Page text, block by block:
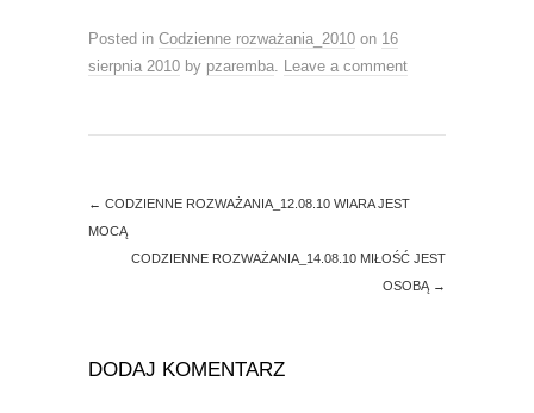
e
w
w
i
w
n
e
w
w
o
Posted in Codzienne rozważania_2010 on 16
sierpnia 2010 by pzaremba. Leave a comment
← CODZIENNE ROZWAŻANIA_12.08.10 WIARA JEST
MOCĄ
CODZIENNE ROZWAŻANIA_14.08.10 MIŁOŚĆ JEST
OSOBĄ →
DODAJ KOMENTARZ